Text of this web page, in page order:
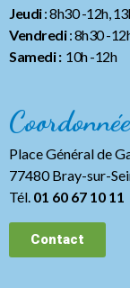
Jeudi: 8h30 -12h,
Vendredi: 8h30 -
Samedi :10h -12h
Place Général de
77480 Bray-sur-
Tél. 01 60 67 10 11
Contact